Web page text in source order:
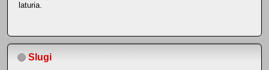
laturia.
Slugi